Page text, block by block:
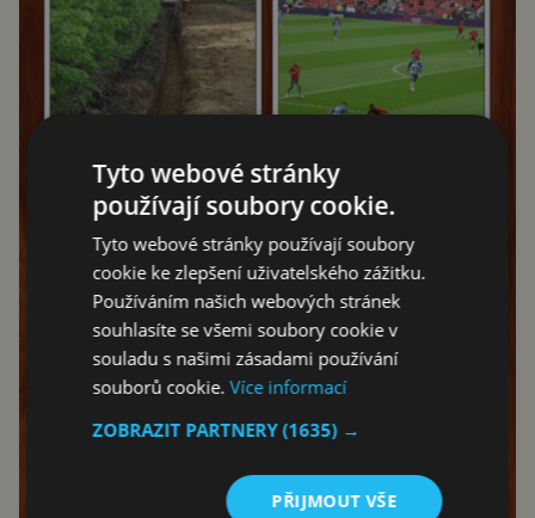
Tyto webové stránky
používají soubory cookie.
Tyto webové stránky používají soubory
cookie ke zlepšení uživatelského zážitku.
Používáním našich webových stránek
souhlasíte se všemi soubory cookie v
souladu s našimi zásadami používání
souborů cookie.Více informací
ZOBRAZIT PARTNERY(1635) →
PŘIJMOUT VŠE